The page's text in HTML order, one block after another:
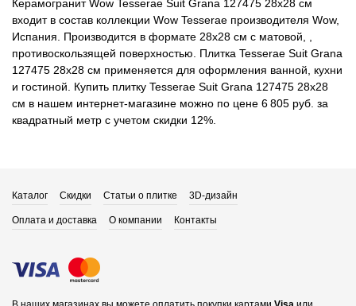
Керамогранит Wow Tesserae Suit Grana 127475 28x28 см
входит в состав коллекции Wow Tesserae производителя Wow,
Испания. Производится в формате 28x28 см с матовой, ,
противоскользящей поверхностью. Плитка Tesserae Suit Grana
127475 28x28 см применяется для оформления ванной, кухни
и гостиной. Купить плитку Tesserae Suit Grana 127475 28x28
см в нашем интернет-магазине можно по цене 6 805 руб. за
квадратный метр с учетом скидки 12%.
Каталог Скидки Статьи о плитке 3D-дизайн
Оплата и доставка О компании Контакты